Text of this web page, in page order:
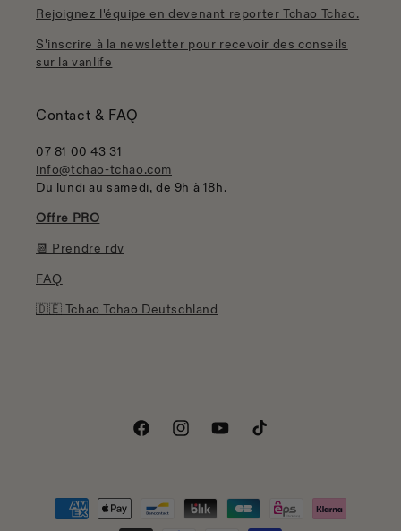
Rejoignez l'équipe en devenant reporter Tchao Tchao.
S'inscrire à la newsletter pour recevoir des conseils
sur la vanlife
Contact & FAQ
07 81 00 43 31
info@tchao-tchao.com
Du lundi au samedi, de 9h à 18h.
Offre PRO
📆 Prendre rdv
FAQ
🇩🇪 Tchao Tchao Deutschland
FacebookInstagramYouTubeTikTok
Moyens